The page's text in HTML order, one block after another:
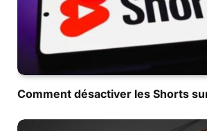
Comment désactiver les Shorts